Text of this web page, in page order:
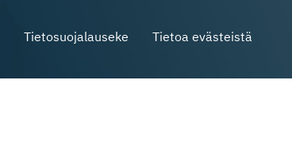
Tietosuojalauseke Tietoa evästeistä